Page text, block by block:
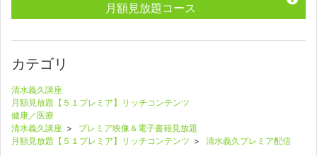
月額見放題コース
カテゴリ
清水義久講座
月額見放題【５１プレミア】リッチコンテンツ
健康／医療
清水義久講座 > プレミア映像＆電子書籍見放題
月額見放題【５１プレミア】リッチコンテンツ > 清水義久プレミア配信